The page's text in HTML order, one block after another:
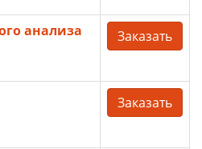
анализа
Заказать
Заказать